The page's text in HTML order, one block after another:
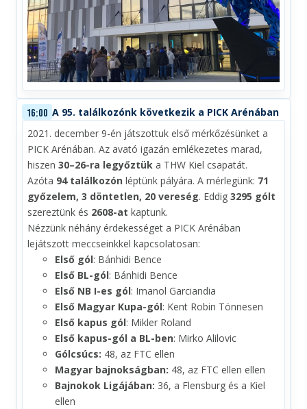
16:00 A 95. találkozónk következik a PICK Arénában
2021. december 9-én játszottuk első mérkőzésünket a
PICK Arénában. Az avató igazán emlékezetes marad,
hiszen 30–26-ra legyőztük a THW Kiel csapatát.
Azóta 94 találkozón léptünk pályára. A mérlegünk: 71
győzelem, 3 döntetlen, 20 vereség. Eddig 3295 gólt
szereztünk és 2608-at kaptunk.
Nézzünk néhány érdekességet a PICK Arénában
lejátszott meccseinkkel kapcsolatosan:
Első gól: Bánhidi Bence
Első BL-gól: Bánhidi Bence
Első NB I-es gól: Imanol Garciandia
Első Magyar Kupa-gól: Kent Robin Tönnesen
Első kapus gól: Mikler Roland
Első kapus-gól a BL-ben: Mirko Alilovic
Gólcsúcs: 48, az FTC ellen
Magyar bajnokságban: 48, az FTC ellen ellen
Bajnokok Ligájában: 36, a Flensburg és a Kiel
ellen